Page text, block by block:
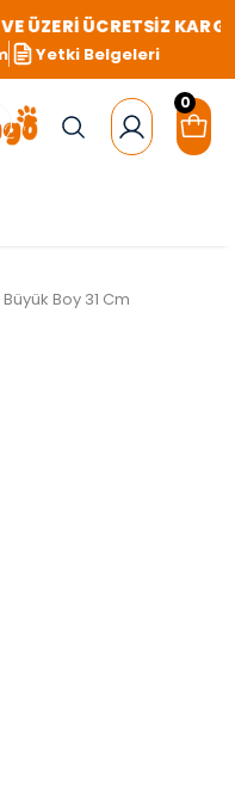
ÜZERİ ÜCRETSİZ KARGO
Yetki Belgeleri
0
Boy 31 Cm